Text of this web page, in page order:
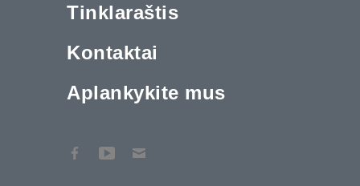
Tinklaraštis
Kontaktai
Aplankykite mus